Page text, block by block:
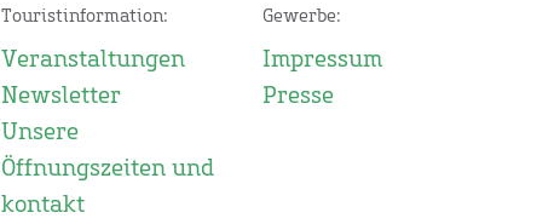
Touristinformation:
Veranstaltungen
Newsletter
Unsere
Öffnungszeiten und
kontakt
Gewerbe:
Impressum
Presse